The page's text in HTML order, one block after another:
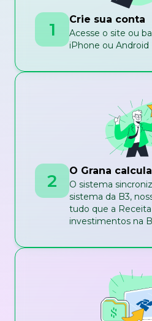
1 Crie sua conta
Acesse o site ou
iPhone ou Android
2 O Grana
O sistema
sistema da B3,
tudo que a
investimentos na